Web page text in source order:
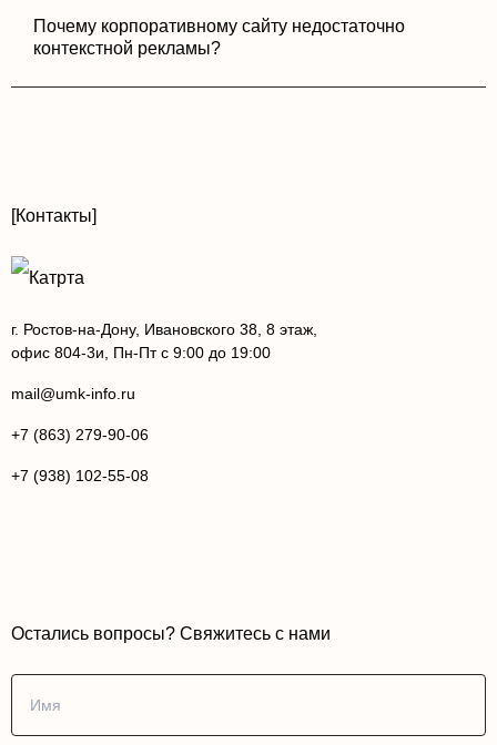
Почему корпоративному сайту недостаточно
контекстной рекламы?
[Контакты]
г. Ростов-на-Дону, Ивановского 38, 8 этаж,
офис 804-3и, Пн-Пт с 9:00 до 19:00
mail@umk-info.ru
+7 (863) 279-90-06
+7 (938) 102-55-08
Остались вопросы? Свяжитесь с нами